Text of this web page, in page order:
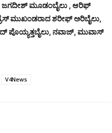
ಜಗದೀಶ್ ಮೂಡಂಬೈಲು , ಆರಿಫ್
ಮುಖಂಡರಾದ ಶರೀಫ್ ಅರಿಬೈಲು,
ನವಾಜ್, ಮುವಾಸ್
V4News